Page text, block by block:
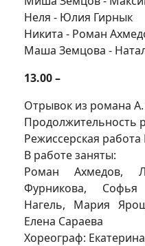
Неля - Юлия Гирнык
Никита - Роман
Маша Земцова -
13.00 –
Отрывок из романа
Продолжительность
Режиссерская
В работе заняты:
Роман Ахмедов,
Фурникова, Софья
Нагель, Мария
Елена Сараева
Хореограф: